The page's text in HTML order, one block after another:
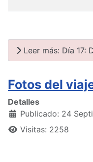
Leer más: Día 17:
Fotos del
Detalles
Publicado: 24
Visitas: 2258